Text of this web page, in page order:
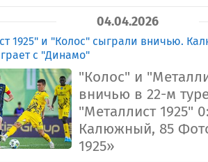
04.04.2026
1925" и "Колос" сыграли вничью.
с "Динамо"
"Колос" и
вничью в 22-м
"Металлист 1925"
Калюжный, 85
1925»